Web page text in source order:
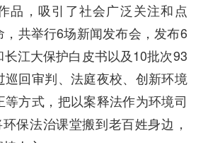
品，吸引了社会广泛关注和点
共举行6场新闻发布会，发布6
江大保护白皮书以及10批次93
巡回审判、法庭夜校、创新环境
方式，把以案释法作为环境司
保法治课堂搬到老百姓身边，